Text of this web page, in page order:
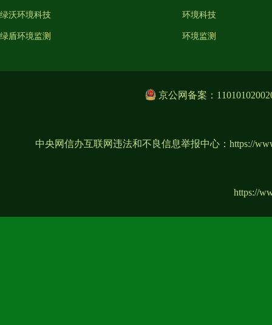
绿沃环境科技
绿盾环境监测
环境科技
环境监测
京公网备案：
中央网信办互联网违法和不良信息举报中心： https://
https://